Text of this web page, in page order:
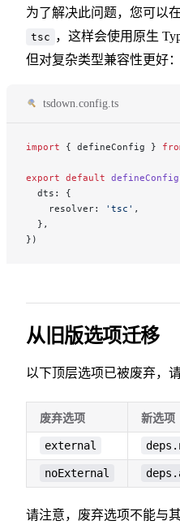
为了解决此问题，您可以
tsc ，这样会使用原生
但对复杂类型兼容性更好：
tsdown.config.ts
import { defineConfig }
export default defineConfig
  dts: {
    resolver:
'tsc' ,
  },
})
从旧版选项迁移
以下顶层选项已被废弃，
废弃选项 新选项
external
noExternal
请注意，废弃选项不能与